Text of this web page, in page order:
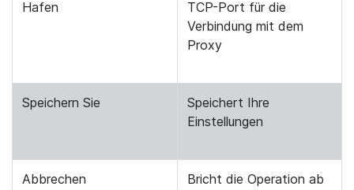
Hafen
TCP-Port für die
Verbindung mit dem
Proxy
Speichern Sie
Speichert Ihre
Einstellungen
Abbrechen Bricht die Operation ab